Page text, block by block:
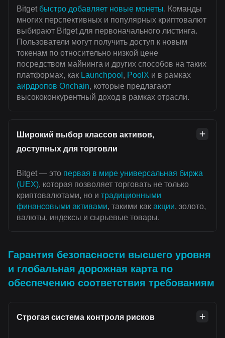
Bitget быстро добавляет новые монеты. Команды
многих перспективных и популярных криптовалют
выбирают Bitget для первоначального листинга.
Пользователи могут получить доступ к новым
токенам по относительно низкой цене
посредством майнинга и других способов на таких
платформах, как Launchpool , PoolX и в рамках
аирдропов Onchain, которые предлагают
высококонкурентный доход в рамках отрасли.
Широкий выбор классов активов,
доступных для торговли
Bitget — это первая в мире универсальная биржа
(UEX), которая позволяет торговать не только
криптовалютами, но и традиционными
финансовыми активами, такими как акции, золото,
валюты, индексы и сырьевые товары.
Гарантия безопасности высшего уровня
и глобальная дорожная карта по
обеспечению соответствия требованиям
Строгая система контроля рисков